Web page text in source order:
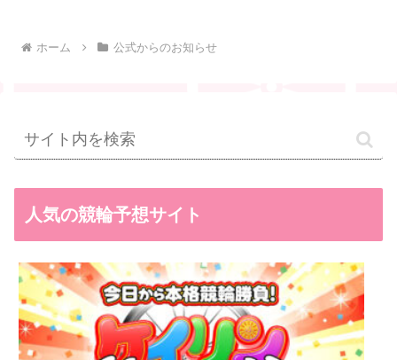
ホーム 公式からのお知らせ
人気の競輪予想サイト